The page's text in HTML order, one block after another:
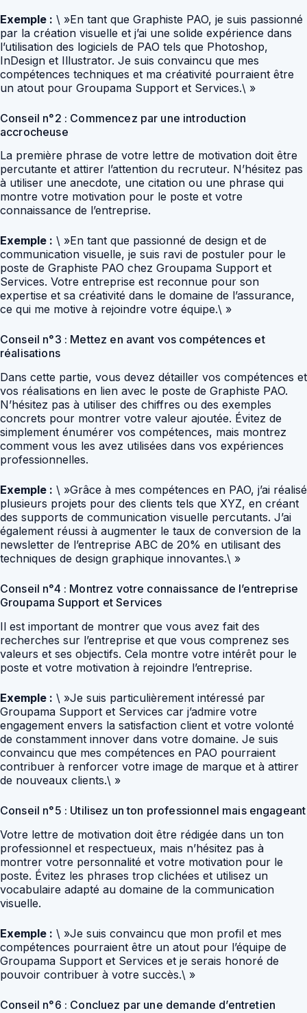
Exemple : \ »En tant que Graphiste PAO, je suis passionné
par la création visuelle et j’ai une solide expérience dans
l’utilisation des logiciels de PAO tels que Photoshop,
InDesign et Illustrator. Je suis convaincu que mes
compétences techniques et ma créativité pourraient être
un atout pour Groupama Support et Services.\ »
Conseil n°2 : Commencez par une introduction
accrocheuse
La première phrase de votre lettre de motivation doit être
percutante et attirer l’attention du recruteur. N’hésitez pas
à utiliser une anecdote, une citation ou une phrase qui
montre votre motivation pour le poste et votre
connaissance de l’entreprise.
Exemple : \ »En tant que passionné de design et de
communication visuelle, je suis ravi de postuler pour le
poste de Graphiste PAO chez Groupama Support et
Services. Votre entreprise est reconnue pour son
expertise et sa créativité dans le domaine de l’assurance,
ce qui me motive à rejoindre votre équipe.\ »
Conseil n°3 : Mettez en avant vos compétences et
réalisations
Dans cette partie, vous devez détailler vos compétences et
vos réalisations en lien avec le poste de Graphiste PAO.
N’hésitez pas à utiliser des chiffres ou des exemples
concrets pour montrer votre valeur ajoutée. Évitez de
simplement énumérer vos compétences, mais montrez
comment vous les avez utilisées dans vos expériences
professionnelles.
Exemple : \ »Grâce à mes compétences en PAO, j’ai réalisé
plusieurs projets pour des clients tels que XYZ, en créant
des supports de communication visuelle percutants. J’ai
également réussi à augmenter le taux de conversion de la
newsletter de l’entreprise ABC de 20% en utilisant des
techniques de design graphique innovantes.\ »
Conseil n°4 : Montrez votre connaissance de l’entreprise
Groupama Support et Services
Il est important de montrer que vous avez fait des
recherches sur l’entreprise et que vous comprenez ses
valeurs et ses objectifs. Cela montre votre intérêt pour le
poste et votre motivation à rejoindre l’entreprise.
Exemple : \ »Je suis particulièrement intéressé par
Groupama Support et Services car j’admire votre
engagement envers la satisfaction client et votre volonté
de constamment innover dans votre domaine. Je suis
convaincu que mes compétences en PAO pourraient
contribuer à renforcer votre image de marque et à attirer
de nouveaux clients.\ »
Conseil n°5 : Utilisez un ton professionnel mais engageant
Votre lettre de motivation doit être rédigée dans un ton
professionnel et respectueux, mais n’hésitez pas à
montrer votre personnalité et votre motivation pour le
poste. Évitez les phrases trop clichées et utilisez un
vocabulaire adapté au domaine de la communication
visuelle.
Exemple : \ »Je suis convaincu que mon profil et mes
compétences pourraient être un atout pour l’équipe de
Groupama Support et Services et je serais honoré de
pouvoir contribuer à votre succès.\ »
Conseil n°6 : Concluez par une demande d’entretien